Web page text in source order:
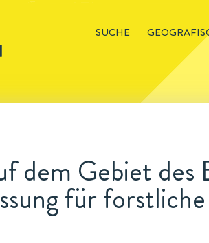
SUCHE
dem Gebiet des
für